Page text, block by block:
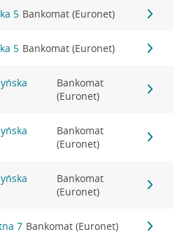
5 Bankomat (Euronet)
5 Bankomat (Euronet)
Bankomat
(Euronet)
Bankomat
(Euronet)
Bankomat
(Euronet)
7 Bankomat (Euronet)